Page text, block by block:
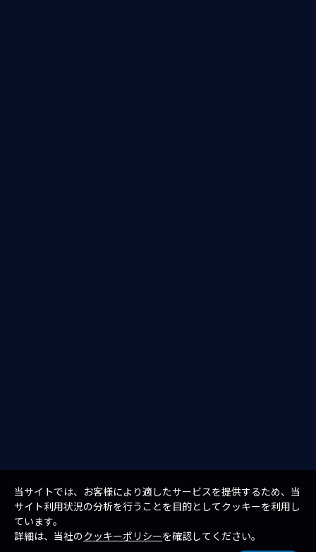
当サイトでは、お客様により適したサービスを提供するため、当
サイト利用状況の分析を行うことを目的としてクッキーを利用し
ています。
詳細は、当社のクッキーポリシーを確認してください。